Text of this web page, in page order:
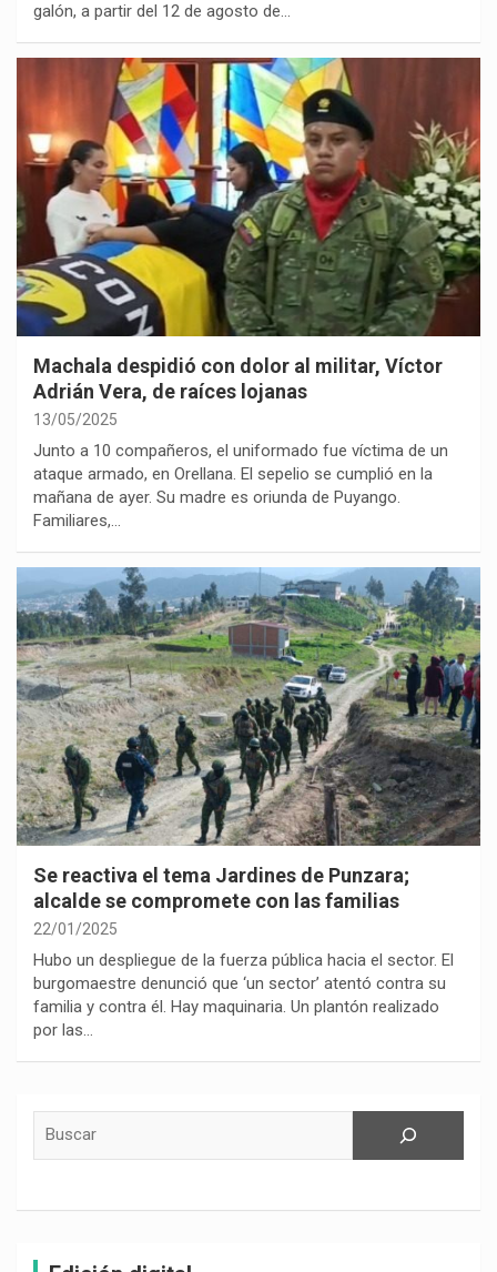
galón, a partir del 12 de agosto de…
Machala despidió con dolor al militar, Víctor
Adrián Vera, de raíces lojanas
13/05/2025
Junto a 10 compañeros, el uniformado fue víctima de un
ataque armado, en Orellana. El sepelio se cumplió en la
mañana de ayer. Su madre es oriunda de Puyango.
Familiares,…
Se reactiva el tema Jardines de Punzara;
alcalde se compromete con las familias
22/01/2025
Hubo un despliegue de la fuerza pública hacia el sector. El
burgomaestre denunció que ‘un sector’ atentó contra su
familia y contra él. Hay maquinaria. Un plantón realizado
por las…